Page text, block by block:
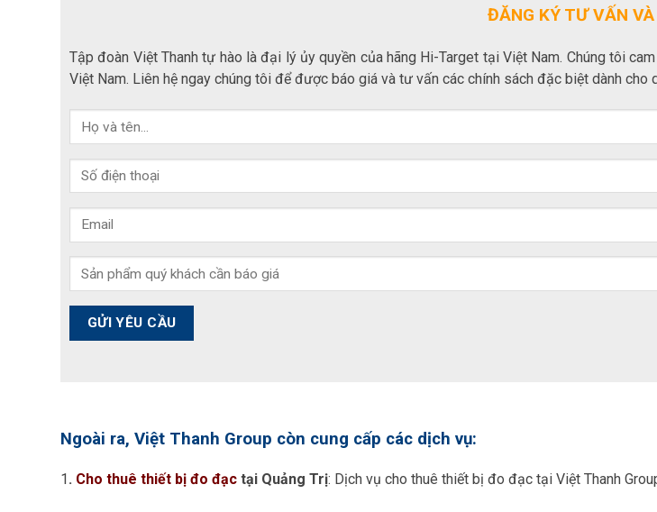
ĐĂNG KÝ TƯ VẤN VÀ
Tập đoàn Việt Thanh tự hào là đại lý ủy quyền của hãng Hi-Target tại Việt Nam. Chúng tôi
Việt Nam. Liên hệ ngay chúng tôi để được báo giá và tư vấn các chính sách đặc biệt dành cho
Ngoài ra, Việt Thanh Group còn cung cấp các dịch vụ:
1. Cho thuê thiết bị đo đạc tại Quảng Trị: Dịch vụ cho thuê thiết bị đo đạc tại Việt Thanh